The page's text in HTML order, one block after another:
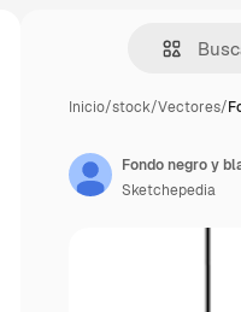
Inicio/stock/Vectores/
Fondo negro y
Sketchepedia